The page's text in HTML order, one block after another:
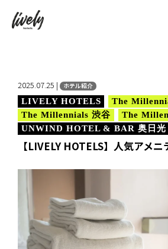
2025.07.25 | ホテル紹介
LIVELY HOTELS
The
The Millennials 渋谷
The
UNWIND HOTEL & BAR 奥日光
【LIVELY HOTELS】人気アメニ